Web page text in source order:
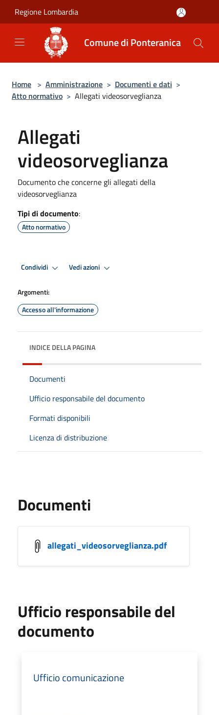
Regione Lombardia
Comune di Ponteranica
Home > Amministrazione > Documenti e dati >
Atto normativo > Allegati videosorveglianza
Allegati
videosorveglianza
Documento che concerne gli allegati della
videosorveglianza
Tipi di documento:
Atto normativo
Condividi Vedi azioni
Argomenti:
Accesso all'informazione
INDICE DELLA PAGINA
Documenti
Ufficio responsabile del documento
Formati disponibili
Licenza di distribuzione
Documenti
allegati_videosorveglianza.pdf
Ufficio responsabile del
documento
Ufficio comunicazione